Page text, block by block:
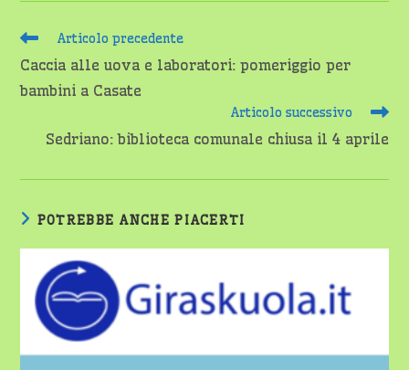
Leggi
articoli
Articolo precedente
Caccia alle uova e laboratori: pomeriggio per
bambini a Casate
Articolo successivo
Sedriano: biblioteca comunale chiusa il 4 aprile
POTREBBE ANCHE PIACERTI